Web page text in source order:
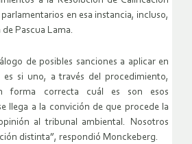
en esa instancia, incluso,
Pascua Lama.
de posibles sanciones a aplicar en
si uno, a través del procedimiento,
forma correcta cuál es son esos
llega a la convición de que procede la
al tribunal ambiental. Nosotros
distinta”, respondió Monckeberg.